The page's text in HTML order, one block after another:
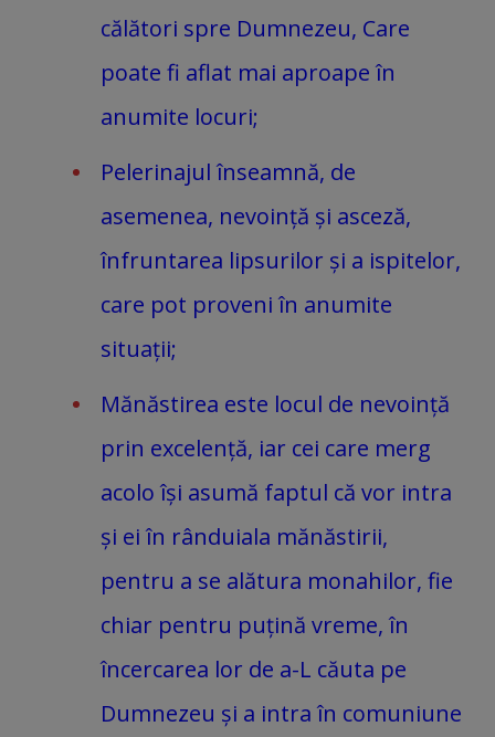
călători spre Dumnezeu, Care
poate fi aflat mai aproape în
anumite locuri;
Pelerinajul înseamnă, de
asemenea, nevoință și asceză,
înfruntarea lipsurilor și a ispitelor,
care pot proveni în anumite
situații;
Mănăstirea este locul de nevoință
prin excelență, iar cei care merg
acolo își asumă faptul că vor intra
și ei în rânduiala mănăstirii,
pentru a se alătura monahilor, fie
chiar pentru puțină vreme, în
încercarea lor de a-L căuta pe
Dumnezeu și a intra în comuniune